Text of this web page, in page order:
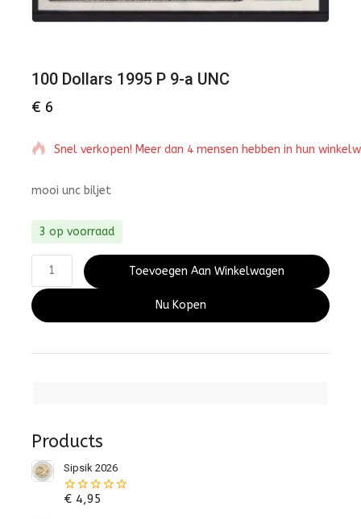
Products
Sipsik 2026
0
€4,95
100 Dollars 1995 P 9-a UNC
€ 6
Snel verkopen! Meer dan 4 mensen hebben in hun
mooi unc biljet
3 op voorraad
Toevoegen Aan Winkelwagen
Nu Kopen